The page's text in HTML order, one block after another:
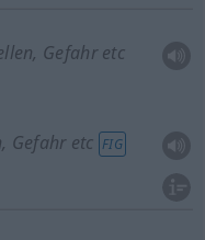
Gefahr etc
Gefahr etc FIG